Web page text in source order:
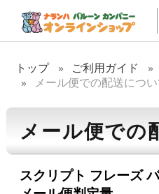
トップ ご利用ガイド
メール便での配送につ
メール便での
スクリプト フレーズ